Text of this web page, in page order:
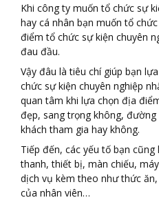
Khi công ty muốn tổ chức sự
hay cá nhân bạn muốn tổ
điểm tổ chức sự kiện chuyên
đau đầu.
Vậy đâu là tiêu chí giúp bạn
chức sự kiện chuyên nghiệp
quan tâm khi lựa chọn địa
đẹp, sang trọng không,
khách tham gia hay không.
Tiếp đến, các yếu tố bạn
thanh, thiết bị, màn chiếu,
dịch vụ kèm theo như thức
của nhân viên…